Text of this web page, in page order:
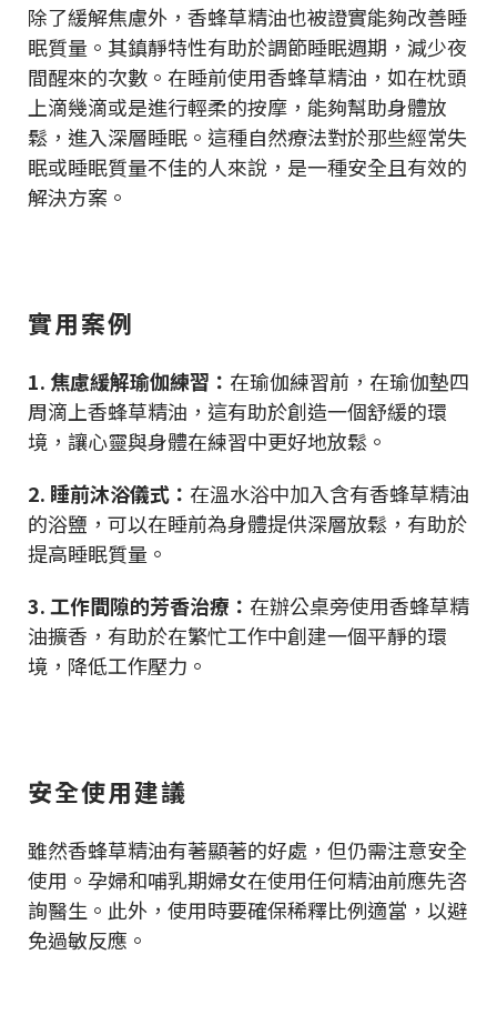
除了緩解焦慮外，香蜂草精油也被證實能夠改善睡
眠質量。其鎮靜特性有助於調節睡眠週期，減少夜
間醒來的次數。在睡前使用香蜂草精油，如在枕頭
上滴幾滴或是進行輕柔的按摩，能夠幫助身體放
鬆，進入深層睡眠。這種自然療法對於那些經常失
眠或睡眠質量不佳的人來說，是一種安全且有效的
解決方案。
實用案例
1. 焦慮緩解瑜伽練習： 在瑜伽練習前，在瑜伽墊四
周滴上香蜂草精油，這有助於創造一個舒緩的環
境，讓心靈與身體在練習中更好地放鬆。
2. 睡前沐浴儀式： 在溫水浴中加入含有香蜂草精油
的浴鹽，可以在睡前為身體提供深層放鬆，有助於
提高睡眠質量。
3. 工作間隙的芳香治療： 在辦公桌旁使用香蜂草精
油擴香，有助於在繁忙工作中創建一個平靜的環
境，降低工作壓力。
安全使用建議
雖然香蜂草精油有著顯著的好處，但仍需注意安全
使用。孕婦和哺乳期婦女在使用任何精油前應先咨
詢醫生。此外，使用時要確保稀釋比例適當，以避
免過敏反應。